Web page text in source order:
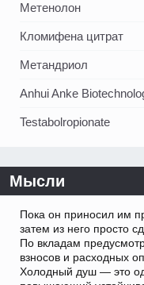
Метенолон
Кломифена цитрат
Метандриол
Anhui Anke
Testabolropionate
Мысли
Пока он приносил им
затем из него просто
По вкладам
взносов и расходных
Холодный душ — это